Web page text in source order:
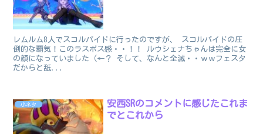
レムルム8人でスコルパイドに行ったのですが、 スコルパイドの圧
倒的な覇気！このラスボス感・・！！ ルウシェナちゃんは完全に女
の顔になっていました（←？ そして、なんと全滅・・ｗｗフェスタ
だからと舐...
小ネタ
安西SRのコメントに感じたこれま
でとこれから